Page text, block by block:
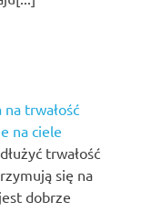
trwałość
na ciele
trwałość
się na
dobrze